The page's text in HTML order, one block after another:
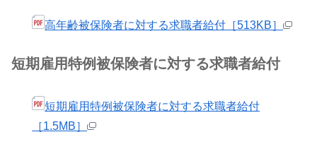
高年齢被保険者に対する求職者給付［513KB］
短期雇用特例被保険者に対する求職者給付
短期雇用特例被保険者に対する求職者給付
［1.5MB］